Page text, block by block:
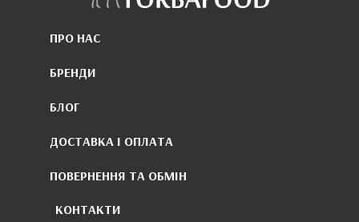
ПРО НАС
БРЕНДИ
БЛОГ
ДОСТАВКА І ОПЛАТА
ПОВЕРНЕННЯ ТА ОБМІН
КОНТАКТИ